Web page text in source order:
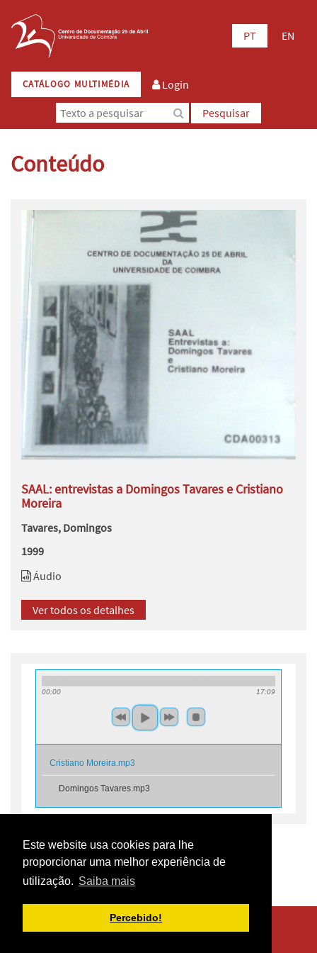
Este website usa cookies para lhe
proporcionar uma melhor experiência de
utilização. Saiba mais
Percebido!
PT EN
CATÁLOGO MULTIMÉDIA
Login
Pesquisar
Conteúdo
SAAL: entrevistas a Domingos Tavares e Cristiano
Moreira
Tavares, Domingos
1999
Áudio
Ver todos os detalhes
00:00 17:09
Cristiano Moreira.mp3
Domingos Tavares.mp3
Voltar
Centro de Documentação 25 de Abril © 2017